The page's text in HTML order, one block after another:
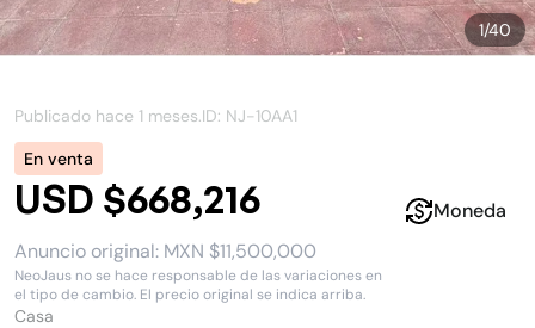
1/40
Publicado hace 1 meses.ID: NJ-10AA1
En venta
USD $668,216
Anuncio original: MXN $11,500,000
NeoJaus no se hace responsable de las variaciones en
el tipo de cambio. El precio original se indica arriba.
Moneda
Casa